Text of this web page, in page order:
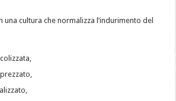
una cultura che normalizza l’indurimento del